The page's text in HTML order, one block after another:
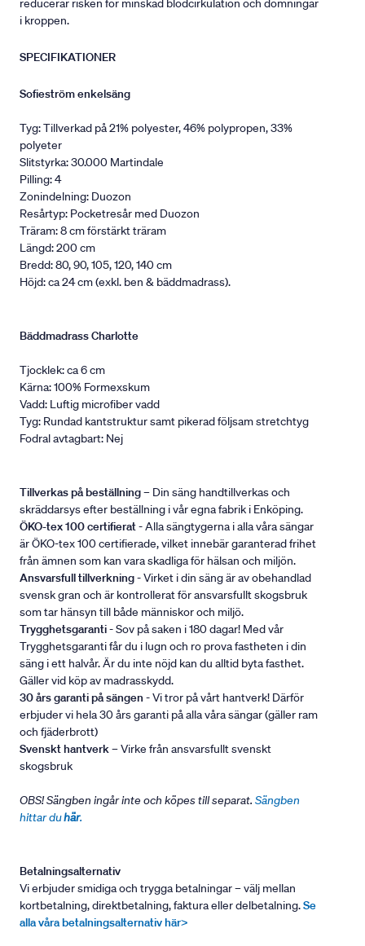
reducerar risken för minskad blodcirkulation och domningar
i kroppen.
SPECIFIKATIONER
Sofieström enkelsäng
Tyg: Tillverkad på 21% polyester, 46% polypropen, 33%
polyeter
Slitstyrka: 30.000 Martindale
Pilling: 4
Zonindelning: Duozon
Resårtyp: Pocketresår med Duozon
Träram: 8 cm förstärkt träram
Längd: 200 cm
Bredd: 80, 90, 105, 120, 140 cm
Höjd: ca 24 cm (exkl. ben & bäddmadrass).
Bäddmadrass Charlotte
Tjocklek: ca 6 cm
Kärna: 100% Formexskum
Vadd: Luftig microfiber vadd
Tyg: Rundad kantstruktur samt pikerad följsam stretchtyg
Fodral avtagbart: Nej
Tillverkas på beställning– Din säng handtillverkas och
skräddarsys efter beställning i vår egna fabrik i Enköping.
ÖKO-tex 100 certifierat- Alla sängtygerna i alla våra sängar
är ÖKO-tex 100 certifierade, vilket innebär garanterad frihet
från ämnen som kan vara skadliga för hälsan och miljön.
Ansvarsfull tillverkning- Virket i din säng är av obehandlad
svensk gran och är kontrollerat för ansvarsfullt skogsbruk
som tar hänsyn till både människor och miljö.
Trygghetsgaranti- Sov på saken i 180 dagar! Med vår
Trygghetsgaranti får du i lugn och ro prova fastheten i din
säng i ett halvår. Är du inte nöjd kan du alltid byta fasthet.
Gäller vid köp av madrasskydd.
30 års garanti på sängen - Vi tror på vårt hantverk! Därför
erbjuder vi hela 30 års garanti på alla våra sängar (gäller ram
och fjäderbrott)
Svenskt hantverk– Virke från ansvarsfullt svenskt
skogsbruk
OBS! Sängben ingår inte och köpes till separat. Sängben
hittar duhär.
Betalningsalternativ
Vi erbjuder smidiga och trygga betalningar – välj mellan
kortbetalning, direktbetalning, faktura eller delbetalning.Se
alla våra betalningsalternativ här>